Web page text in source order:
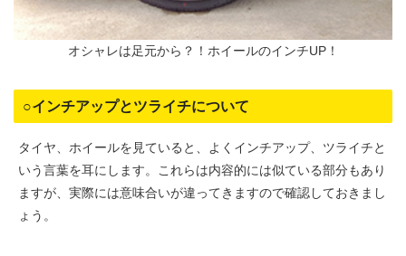
オシャレは足元から？！ホイールのインチUP！
○インチアップとツライチについて
タイヤ、ホイールを見ていると、よくインチアップ、ツライチと
いう言葉を耳にします。これらは内容的には似ている部分もあり
ますが、実際には意味合いが違ってきますので確認しておきまし
ょう。